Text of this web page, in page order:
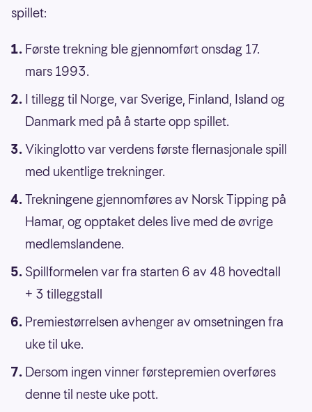
spillet:
Første trekning ble gjennomført onsdag 17.
mars 1993.
I tillegg til Norge, var Sverige, Finland, Island og
Danmark med på å starte opp spillet.
Vikinglotto var verdens første flernasjonale spill
med ukentlige trekninger.
Trekningene gjennomføres av Norsk Tipping på
Hamar, og opptaket deles live med de øvrige
medlemslandene.
Spillformelen var fra starten 6 av 48 hovedtall
+ 3 tilleggstall
Premiestørrelsen avhenger av omsetningen fra
uke til uke.
Dersom ingen vinner førstepremien overføres
denne til neste uke pott.